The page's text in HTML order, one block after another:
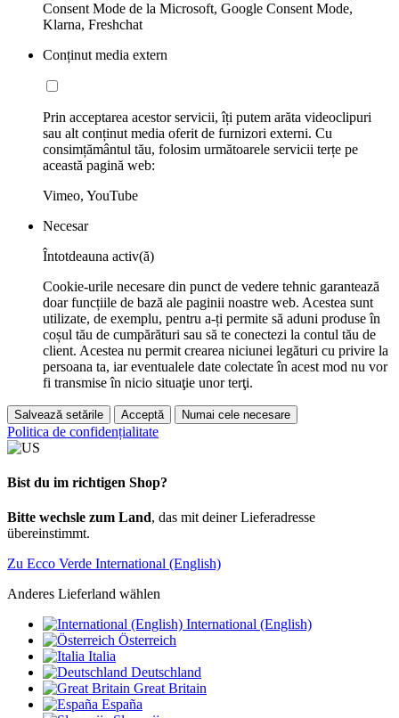
Consent Mode de la Microsoft, Google Consent Mode,
Klarna, Freshchat
Conținut media extern
Prin acceptarea acestor servicii, îți putem arăta videoclipuri
sau alt conținut media oferit de furnizori externi. Cu
consimțământul tău, folosim următoarele servicii terțe pe
această pagină web:
Vimeo, YouTube
Necesar
Întotdeauna activ(ă)
Cookie-urile necesare din punct de vedere tehnic garantează
doar funcțiile de bază ale paginii noastre web. Acestea sunt
utilizate, de exemplu, pentru a-ți permite să aduni produse în
coșul tău de cumpărături sau să te conectezi la contul tău de
client. Acestea nu permit crearea niciunei legături cu privire la
persoana ta, iar eventualele date colectate în acest mod nu vor
fi transmise în nicio situaţie unor terţi.
Salvează setările Acceptă Numai cele necesare
Politica de confidențialitate
Bist du im richtigen Shop?
Bitte wechsle zum Land, das mit deiner Lieferadresse
übereinstimmt.
Zu Ecco Verde International (English)
Anderes Lieferland wählen
International (English)
Österreich
Italia
Deutschland
Great Britain
España